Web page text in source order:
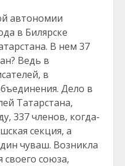
автономии
в Билярске
В нем 37
Ведь в
в
Дело в
Татарстана,
337 членов, когда-
секция, а
чуваш. Возникла
своего союза,